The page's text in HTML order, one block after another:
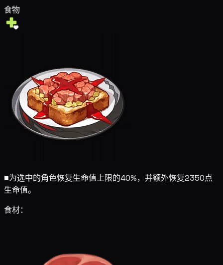
食物
■为选中的角色恢复生命值上限的40%，并额外恢复2350点
生命值。
食材：